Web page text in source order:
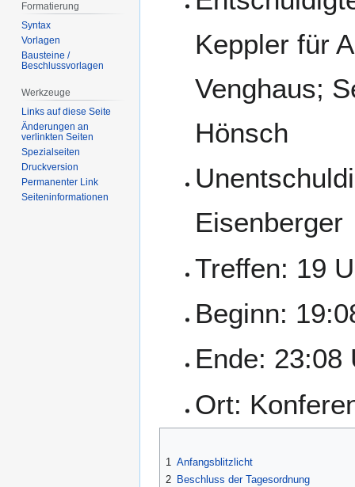
Keppler für
Venghaus;
Hönsch
Eisenberger
Treffen: 19
Beginn:
Ende: 23:08
Ort:
1 Anfangsblitzlicht
2 Beschluss der Tagesordnung
Formatierung
Syntax
Vorlagen
Bausteine /
Beschlussvorlagen
Werkzeuge
Links auf diese Seite
Änderungen an
verlinkten Seiten
Spezialseiten
Druckversion
Permanenter Link
Seiten­­informationen